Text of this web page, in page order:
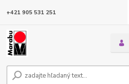
+421 905 531 251